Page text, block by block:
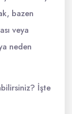
bazen
veya
neden
İşte